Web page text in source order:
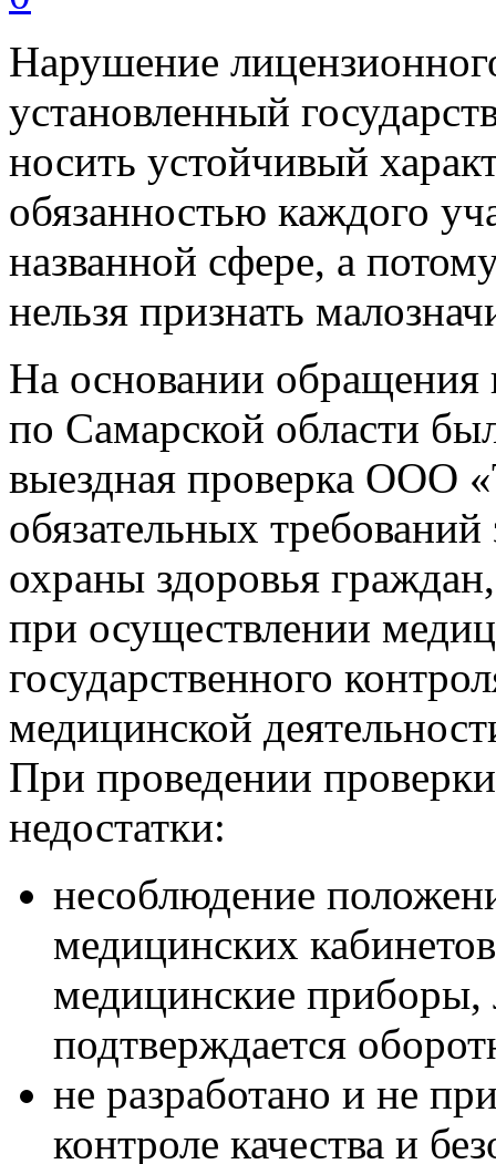
Нарушение
установленный
носить устойчивый
обязанностью каждого
названной сфере, а
нельзя признать
На основании обращения
по Самарской области
выездная проверка ООО
обязательных требований
охраны здоровья
при осуществлении
государственного
медицинской
При проведении
недостатки:
несоблюдение
медицинских
медицинские приборы,
подтверждается
не разработано и не
контроле качества и